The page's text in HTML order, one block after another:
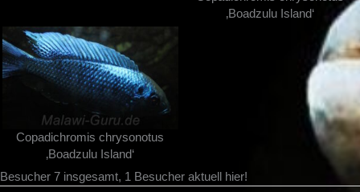
‚Boadzulu Island‘
Copadichromis chrysonotus
‚Boadzulu Island‘
Besucher 7 insgesamt, 1 Besucher aktuell hier!